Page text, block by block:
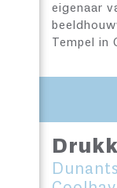
eigenaar
Tempel in